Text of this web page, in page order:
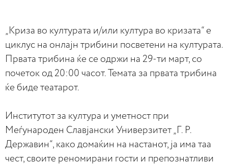
„Криза во културата и/или култура во кризата“ е
циклус на онлајн трибини посветени на културата.
Првата трибина ќе се одржи на 29-ти март, со
почеток од 20:00 часот. Темата за првата трибина
ќе биде театарот.
Институтот за култура и уметност при
Меѓународен Славјански Универзитет „Г. Р.
Державин“, како домаќин на настанот, ја има таа
чест, своите реномирани гости и препознатливи